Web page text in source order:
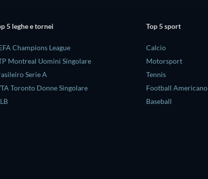
5 leghe e tornei
Champions League
Montreal Uomini Singolare
Serie A
Toronto Donne Singolare
Top 5 sport
Calcio
Motorsport
Tennis
Football Americano
Baseball